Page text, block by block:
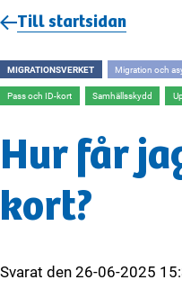
Till startsidan
MIGRATIONSVERKET Migration och
Pass och ID-kort Samhällsskydd
Hur får
kort?
Svarat den26-06-2025